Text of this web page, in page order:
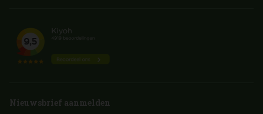
Nieuwsbrief aanmelden